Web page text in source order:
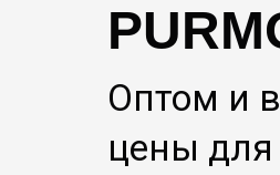
Оптом и
цены для